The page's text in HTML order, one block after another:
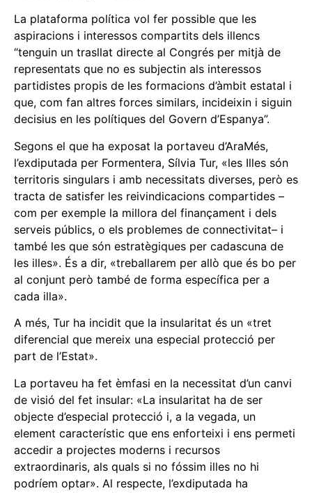
La plataforma política vol fer possible que les
aspiracions i interessos compartits dels illencs
“tenguin un trasllat directe al Congrés per mitjà de
representats que no es subjectin als interessos
partidistes propis de les formacions d’àmbit estatal i
que, com fan altres forces similars, incideixin i siguin
decisius en les polítiques del Govern d’Espanya”.
Segons el que ha exposat la portaveu d’AraMés,
l’exdiputada per Formentera, Sílvia Tur, «les Illes són
territoris singulars i amb necessitats diverses, però es
tracta de satisfer les reivindicacions compartides –
com per exemple la millora del finançament i dels
serveis públics, o els problemes de connectivitat– i
també les que són estratègiques per cadascuna de
les illes». És a dir, «treballarem per allò que és bo per
al conjunt però també de forma específica per a
cada illa».
A més, Tur ha incidit que la insularitat és un «tret
diferencial que mereix una especial protecció per
part de l’Estat».
La portaveu ha fet èmfasi en la necessitat d’un canvi
de visió del fet insular: «La insularitat ha de ser
objecte d’especial protecció i, a la vegada, un
element característic que ens enforteixi i ens permeti
accedir a projectes moderns i recursos
extraordinaris, als quals si no fóssim illes no hi
podríem optar». Al respecte, l’exdiputada ha